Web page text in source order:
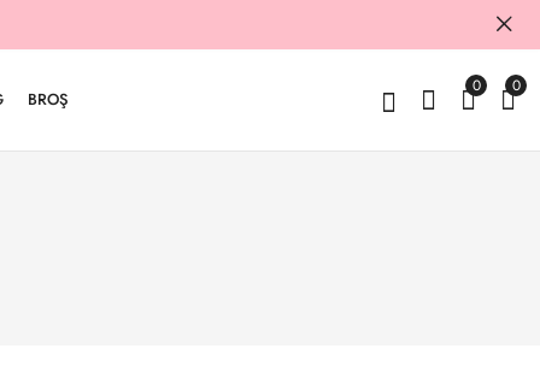
BROŞ
0 0